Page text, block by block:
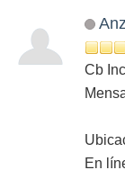
Cb
En